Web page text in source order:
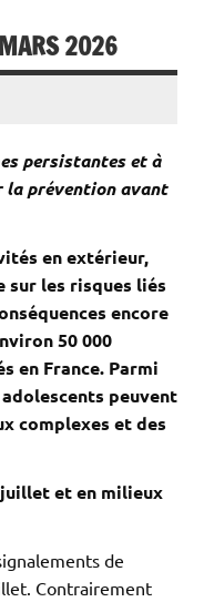
2026
persistantes et à
la prévention avant
en extérieur,
sur les risques liés
encore
50 000
en France. Parmi
peuvent
complexes et des
et en milieux
de
Contrairement